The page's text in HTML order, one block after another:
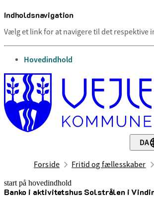
Indholdsnavigation
Vælg et link for at navigere til det respektive
gå til
Hovedindhold
DA
Forside Fritid og fællesskaber
start på hovedindhold
Banko i aktivitetshus Solstrålen i
senest opdateret 12. maj 2026